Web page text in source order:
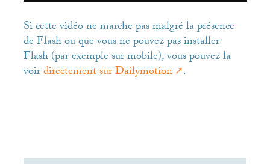
Si cette vidéo ne marche pas malgré la présence
de Flash ou que vous ne pouvez pas installer
Flash (par exemple sur mobile), vous pouvez la
voirdirectement sur Dailymotion .